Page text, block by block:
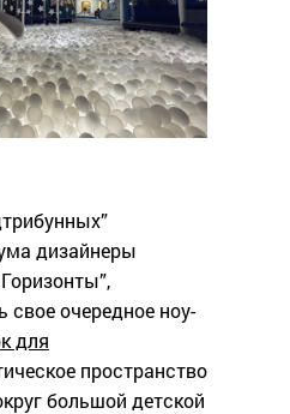
дизайнеры
свое очередное ноу-
для
пространство
большой детской